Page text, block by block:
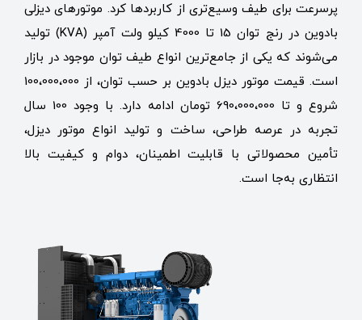
پرسرعت برای طیف وسیع‌تری از کاربردها کرد. موتورهای دیزلی
بادوین در رنج توان 15 تا 4000 کیلو ولت آمپر (KVA) تولید
می‌شوند که یکی از جامع‌ترین انواع طیف‌ توان موجود در بازار
است. قیمت موتور دیزل بادوین بر حسب توان، از 100،000،000
شروع و تا 690،000،000 تومان ادامه دارد. با وجود 100 سال
تجربه در عرصه طراحی، ساخت و تولید انواع موتور دیزل،
تأمین محصولاتی با قابلیت اطمینان، دوام و کیفیت بالا
انتظاری به‌جا است.